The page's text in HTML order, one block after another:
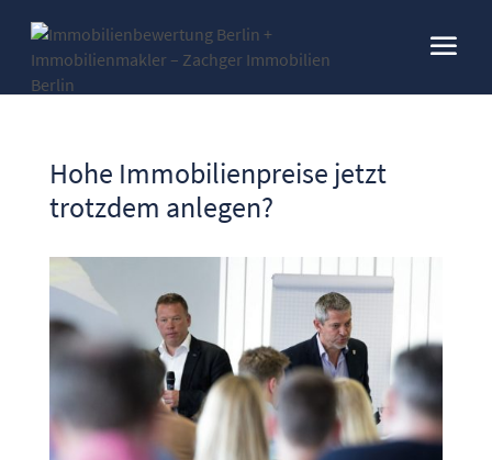
Hohe Immobilienpreise jetzt
trotzdem anlegen?